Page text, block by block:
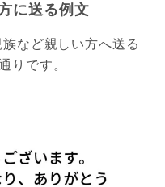
に送る例文
など親しい方へ送る
りです。